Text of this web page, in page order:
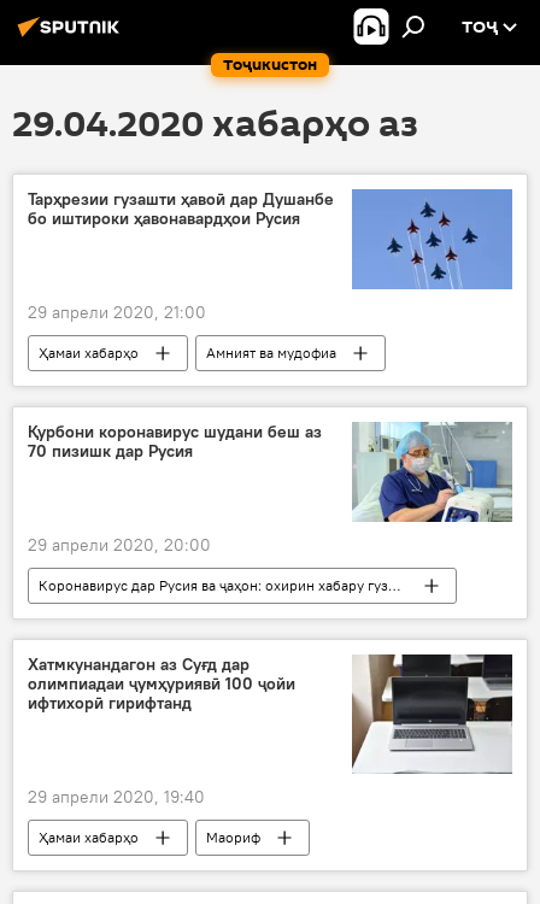
Тоҷикистон
ТОҶ
29.04.2020 хабарҳо аз
Тарҳрезии гузашти ҳавоӣ дар Душанбе
бо иштироки ҳавонавардҳои Русия
29 апрели 2020, 21:00
Ҳамаи хабарҳо Амният ва мудофиа
Қурбони коронавирус шудани беш аз
70 пизишк дар Русия
29 апрели 2020, 20:00
Коронавирус дар Русия ва ҷаҳон: охирин хабару гузоришҳо
Дар ҷаҳон
Ҳамаи хабарҳо
Тандурустӣ
пизишк
Дар Русия
Хатмкунандагон аз Суғд дар
олимпиадаи ҷумҳуриявӣ 100 ҷойи
ифтихорӣ гирифтанд
29 апрели 2020, 19:40
Ҳамаи хабарҳо Маориф